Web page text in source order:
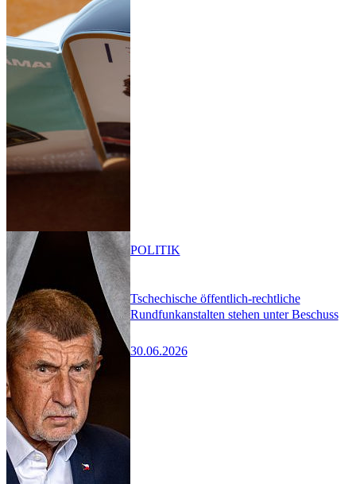
Tschechische öffentlich-rechtliche
Rundfunkanstalten stehen unter Beschuss
30.06.2026
POLITIK